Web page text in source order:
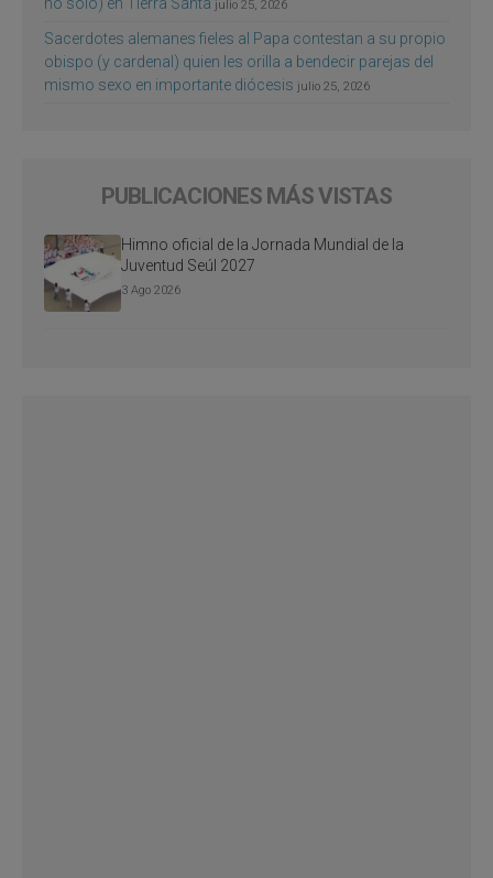
julio 25, 2026
Sacerdotes alemanes fieles al Papa contestan a su propio
obispo (y cardenal) quien les orilla a bendecir parejas del
mismo sexo en importante diócesis julio 25, 2026
PUBLICACIONES MÁS VISTAS
Himno oficial de la Jornada Mundial de la
Juventud Seúl 2027
3 Ago 2026